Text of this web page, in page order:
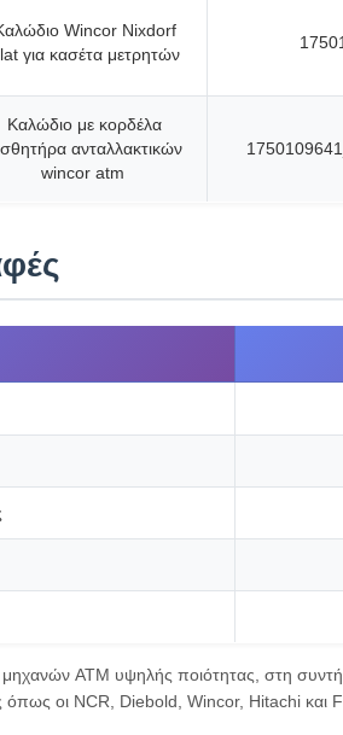
Wincor Nixdorf
για κασέτα μετρητών
Καλώδιο με κορδέλα
ανταλλακτικών
wincor atm
ATM υψηλής ποιότητας, στη
όπως οι NCR, Diebold, Wincor, Hitachi και